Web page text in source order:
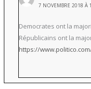
7 NOVEMBRE 2018 À
Democrates ont la
Républicains ont la
https://